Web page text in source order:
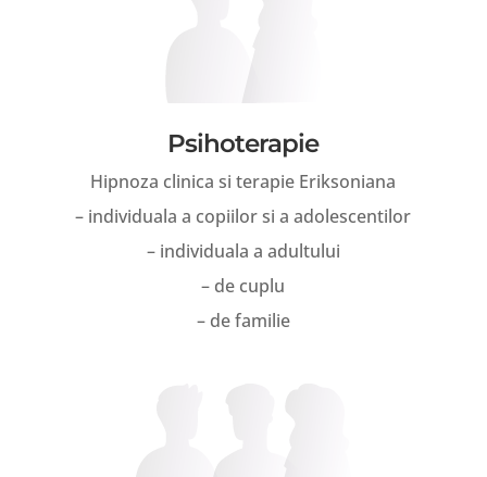
Psihoterapie
Hipnoza clinica si terapie Eriksoniana
– individuala a copiilor si a adolescentilor
– individuala a adultului
– de cuplu
– de familie